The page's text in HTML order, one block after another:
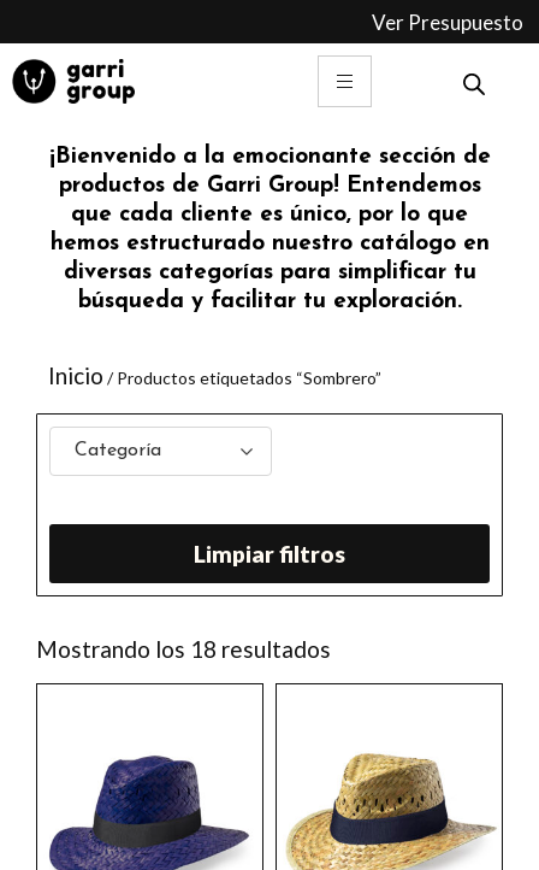
contenido
Ver Presupuesto
¡Bienvenido a la emocionante sección de
productos de Garri Group! Entendemos
que cada cliente es único, por lo que
hemos estructurado nuestro catálogo en
diversas categorías para simplificar tu
búsqueda y facilitar tu exploración.
Inicio / Productos etiquetados “Sombrero”
Categoría
Limpiar filtros
Mostrando los 18 resultados
los
tiene
múltiples
variantes.